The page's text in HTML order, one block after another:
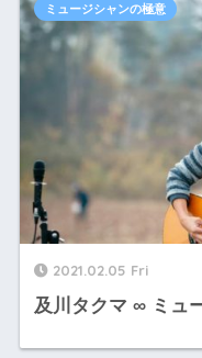
2021.02.05 Fri
及川タクマ ∞ ミュ
ミュージシャンの極意